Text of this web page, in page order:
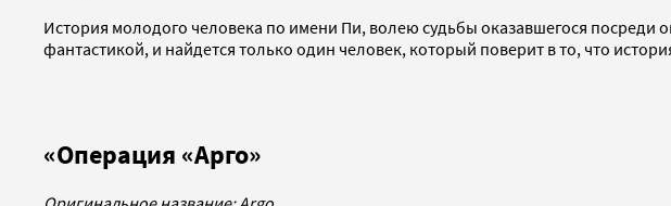
История молодого человека по имени Пи, волею судьбы оказавшегося
фантастикой, и найдется только один человек, который поверит в то, что
«Операция «Арго»